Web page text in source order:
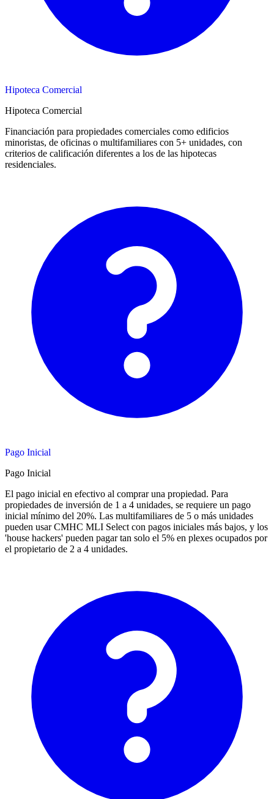
Hipoteca Comercial
Hipoteca Comercial
Financiación para propiedades comerciales como edificios
minoristas, de oficinas o multifamiliares con 5+ unidades, con
criterios de calificación diferentes a los de las hipotecas
residenciales.
Pago Inicial
Pago Inicial
El pago inicial en efectivo al comprar una propiedad. Para
propiedades de inversión de 1 a 4 unidades, se requiere un pago
inicial mínimo del 20%. Las multifamiliares de 5 o más unidades
pueden usar CMHC MLI Select con pagos iniciales más bajos, y los
'house hackers' pueden pagar tan solo el 5% en plexes ocupados por
el propietario de 2 a 4 unidades.